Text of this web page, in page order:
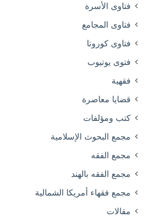
فتاوى الأسرة
فتاوى المجامع
فتاوى كورونا
فتوى يوتيوب
فقهية
قضايا معاصرة
كتب ومؤلفات
مجمع البحوث الإسلامية
مجمع الفقه
مجمع الفقه بالهند
مجمع فقهاء أمريكا الشمالية
مقالات